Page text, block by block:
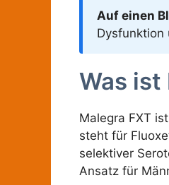
Auf einen
Dysfunktion
Was ist
Malegra FXT
steht für
selektiver
Ansatz für